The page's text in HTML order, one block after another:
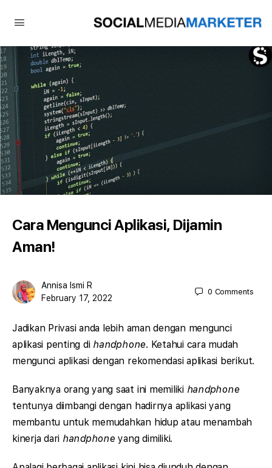
Cara Mengunci Aplikasi, Dijamin
Aman!
Annisa Ismi R
February 17, 2022
0 Comments
Jadikan Privasi anda lebih aman dengan mengunci
aplikasi penting di handphone. Ketahui cara mudah
mengunci aplikasi dengan rekomendasi aplikasi berikut.
Banyaknya orang yang saat ini memiliki handphone
tentunya diimbangi dengan hadirnya aplikasi yang
membantu untuk memudahkan hidup atau menambah
kinerja dari handphone yang dimiliki.